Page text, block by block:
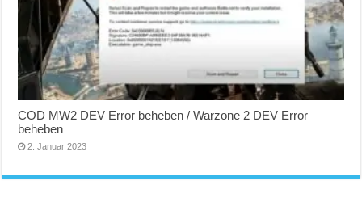
COD MW2 DEV Error beheben / Warzone 2 DEV Error
beheben
2. Januar 2023